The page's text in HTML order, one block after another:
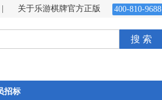
关于乐游棋牌官方正版 400-810-9688
搜 索
招标